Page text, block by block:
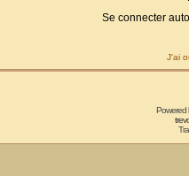
Se connecter
J'ai
Powered